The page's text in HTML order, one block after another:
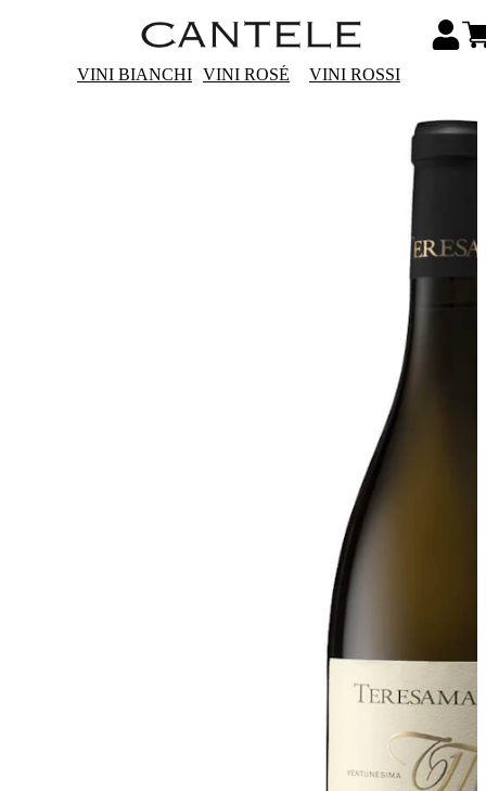
VINI BIANCHI VINI ROSÉ VINI ROSSI